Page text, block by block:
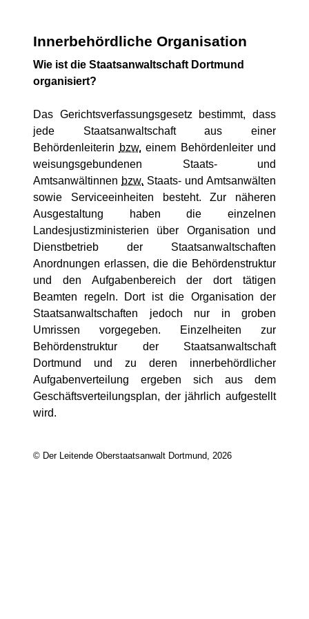
Innerbehördliche Organisation
Wie ist die Staatsanwaltschaft Dortmund
organisiert?
Das Gerichtsverfassungsgesetz bestimmt, dass
jede Staatsanwaltschaft aus einer
Behördenleiterin bzw. einem Behördenleiter und
weisungsgebundenen Staats- und
Amtsanwältinnen bzw. Staats- und Amtsanwälten
sowie Serviceeinheiten besteht. Zur näheren
Ausgestaltung haben die einzelnen
Landesjustizministerien über Organisation und
Dienstbetrieb der Staatsanwaltschaften
Anordnungen erlassen, die die Behördenstruktur
und den Aufgabenbereich der dort tätigen
Beamten regeln. Dort ist die Organisation der
Staatsanwaltschaften jedoch nur in groben
Umrissen vorgegeben. Einzelheiten zur
Behördenstruktur der Staatsanwaltschaft
Dortmund und zu deren innerbehördlicher
Aufgabenverteilung ergeben sich aus dem
Geschäftsverteilungsplan, der jährlich aufgestellt
wird.
© Der Leitende Oberstaatsanwalt Dortmund, 2026